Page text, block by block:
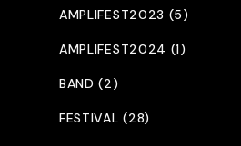
AMPLIFEST2023 (5)
AMPLIFEST2024 (1)
BAND (2)
FESTIVAL (28)